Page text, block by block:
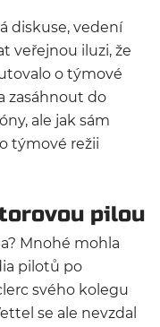
diskuse, vedení
veřejnou iluzi, že
o týmové
zasáhnout do
ale jak sám
týmové režii
pilou
Mnohé mohla
pilotů po
svého kolegu
se ale nevzdal